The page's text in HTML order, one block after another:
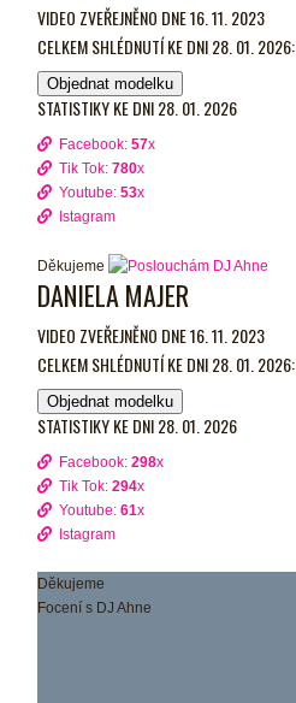
VIDEO ZVEŘEJNĚNO DNE 16. 11. 2023
CELKEM SHLÉDNUTÍ KE DNI 28. 01. 2026:
Objednat modelku
STATISTIKY KE DNI 28. 01. 2026
Facebook:57x
Tik Tok:780x
Youtube:53x
Istagram
Děkujeme
DANIELA MAJER
VIDEO ZVEŘEJNĚNO DNE 16. 11. 2023
CELKEM SHLÉDNUTÍ KE DNI 28. 01. 2026:
Objednat modelku
STATISTIKY KE DNI 28. 01. 2026
Facebook:298x
Tik Tok:294x
Youtube:61x
Istagram
Děkujeme
Focení s DJ Ahne